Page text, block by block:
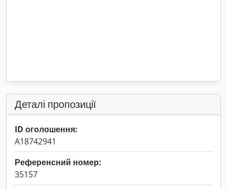
Деталі пропозиції
ID оголошення:
A18742941
Референсний номер:
35157